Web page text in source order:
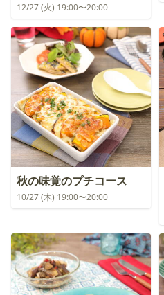
12/27 (火) 19:00〜20:00
秋の味覚のプチコース
10/27 (木) 19:00〜20:00